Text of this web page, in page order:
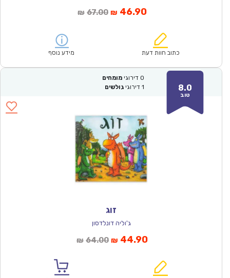
₪ 67.00המחיר
₪67.00.
₪ 46.90המחיר
הוא:
כתוב חוות דעת מידע נוסף
8.0
טוב
0 דירוגי מומחים
1 דירוגי גולשים
זוג
ג'וליה דונלדסון
₪ 64.00המחיר
₪ 44.90המחיר
הוא: